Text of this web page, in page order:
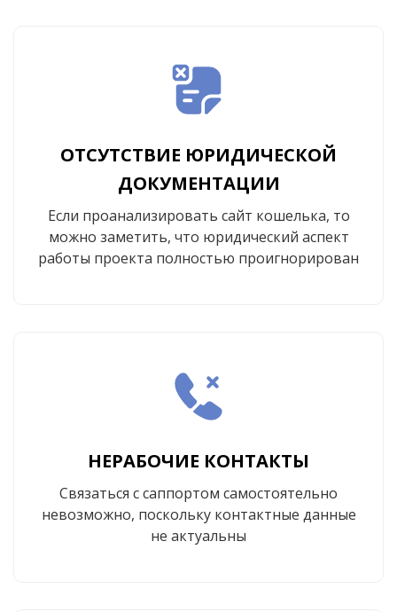
ОТСУТСТВИЕ ЮРИДИЧЕСКОЙ
ДОКУМЕНТАЦИИ
Если проанализировать сайт кошелька, то
можно заметить, что юридический аспект
работы проекта полностью проигнорирован
НЕРАБОЧИЕ КОНТАКТЫ
Связаться с саппортом самостоятельно
невозможно, поскольку контактные данные
не актуальны